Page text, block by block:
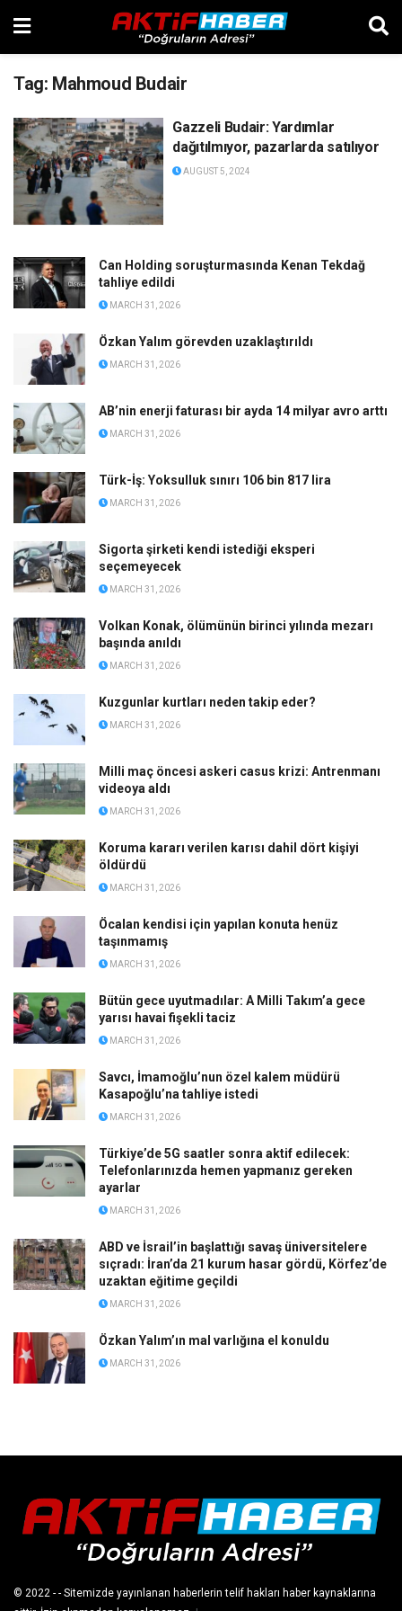
Tag: Mahmoud Budair
Gazzeli Budair: Yardımlar
dağıtılmıyor, pazarlarda satılıyor
AUGUST 5, 2024
Can Holding soruşturmasında Kenan Tekdağ
tahliye edildi
MARCH 31, 2026
Özkan Yalım görevden uzaklaştırıldı
MARCH 31, 2026
AB’nin enerji faturası bir ayda 14 milyar avro arttı
MARCH 31, 2026
Türk-İş: Yoksulluk sınırı 106 bin 817 lira
MARCH 31, 2026
Sigorta şirketi kendi istediği eksperi
seçemeyecek
MARCH 31, 2026
Volkan Konak, ölümünün birinci yılında mezarı
başında anıldı
MARCH 31, 2026
Kuzgunlar kurtları neden takip eder?
MARCH 31, 2026
Milli maç öncesi askeri casus krizi: Antrenmanı
videoya aldı
MARCH 31, 2026
Koruma kararı verilen karısı dahil dört kişiyi
öldürdü
MARCH 31, 2026
Öcalan kendisi için yapılan konuta henüz
taşınmamış
MARCH 31, 2026
Bütün gece uyutmadılar: A Milli Takım’a gece
yarısı havai fişekli taciz
MARCH 31, 2026
Savcı, İmamoğlu’nun özel kalem müdürü
Kasapoğlu’na tahliye istedi
MARCH 31, 2026
Türkiye’de 5G saatler sonra aktif edilecek:
Telefonlarınızda hemen yapmanız gereken
ayarlar
MARCH 31, 2026
ABD ve İsrail’in başlattığı savaş üniversitelere
sıçradı: İran’da 21 kurum hasar gördü, Körfez’de
uzaktan eğitime geçildi
MARCH 31, 2026
Özkan Yalım’ın mal varlığına el konuldu
MARCH 31, 2026
© 2022 - - Sitemizde yayınlanan haberlerin telif hakları haber kaynaklarına